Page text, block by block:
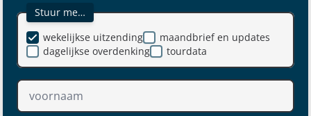
Stuur me…
maandbrief en updates
dagelijkse overdenking
wekelijkse uitzending
tourdata